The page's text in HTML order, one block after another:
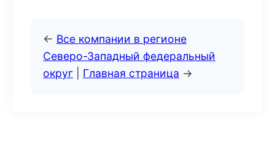
← Все компании в регионе
Северо-Западный федеральный
округ
Главная страница →